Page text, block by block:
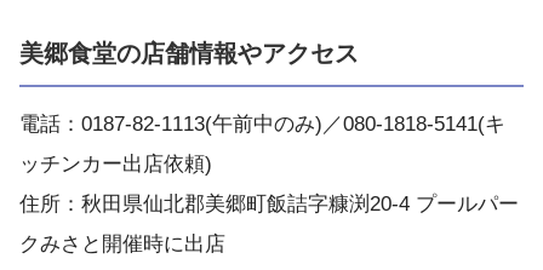
美郷食堂の店舗情報やアクセス
電話：0187-82-1113(午前中のみ)／080-1818-5141(キ
ッチンカー出店依頼)
住所：秋田県仙北郡美郷町飯詰字糠渕20-4 プールパー
クみさと開催時に出店